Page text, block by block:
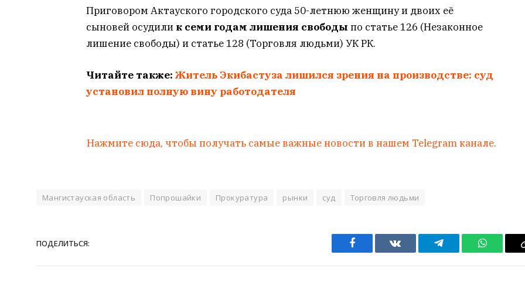
Приговором Актауского городского суда 50-летнюю женщину и двоих её
сыновей осудили к семи годам лишения свободы по статье 126 (Незаконное
лишение свободы) и статье 128 (Торговля людьми) УК РК.
Читайте также:Житель Экибастуза лишился зрения на производстве: суд
установил полную вину работодателя
Нажмите сюда, чтобы получать самые важные новости в нашем Telegram канале.
Мангистауская область Попрошайки Прокуратура рынки суд Торговля людьми
ПОДЕЛИТЬСЯ:
Facebook VKontakteTelegram